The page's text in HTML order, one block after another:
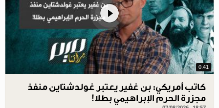
0.41
كاتب أمريكي: بن غفير يعتبر غولدشتاين منفذ
مجزرة الحرم الإبراهيمي بطلا!